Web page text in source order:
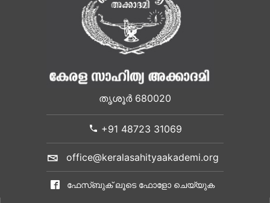
തൃശൂർ 680020
+91 48723 31069
office@keralasahityaakademi.org
ഫേസ്ബുക് ലൂടെ ഫോളോ ചെയ്യുക